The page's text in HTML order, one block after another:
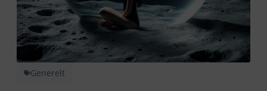
Generelt